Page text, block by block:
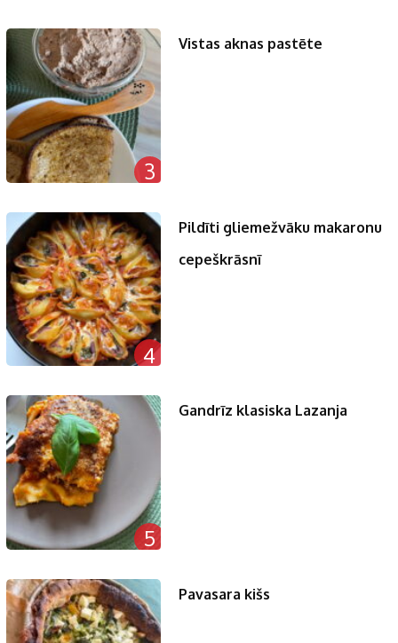
3
Vistas aknas pastēte
4
Pildīti gliemežvāku makaronu
cepeškrāsnī
5
Gandrīz klasiska Lazanja
Pavasara kišs